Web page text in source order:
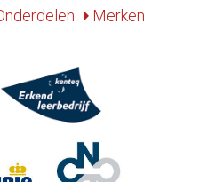
Merken